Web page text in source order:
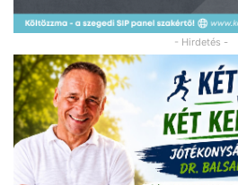
- Hirdetés -